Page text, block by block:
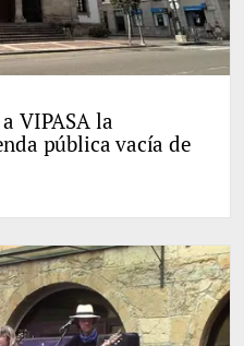
VIPASA la
pública vacía de